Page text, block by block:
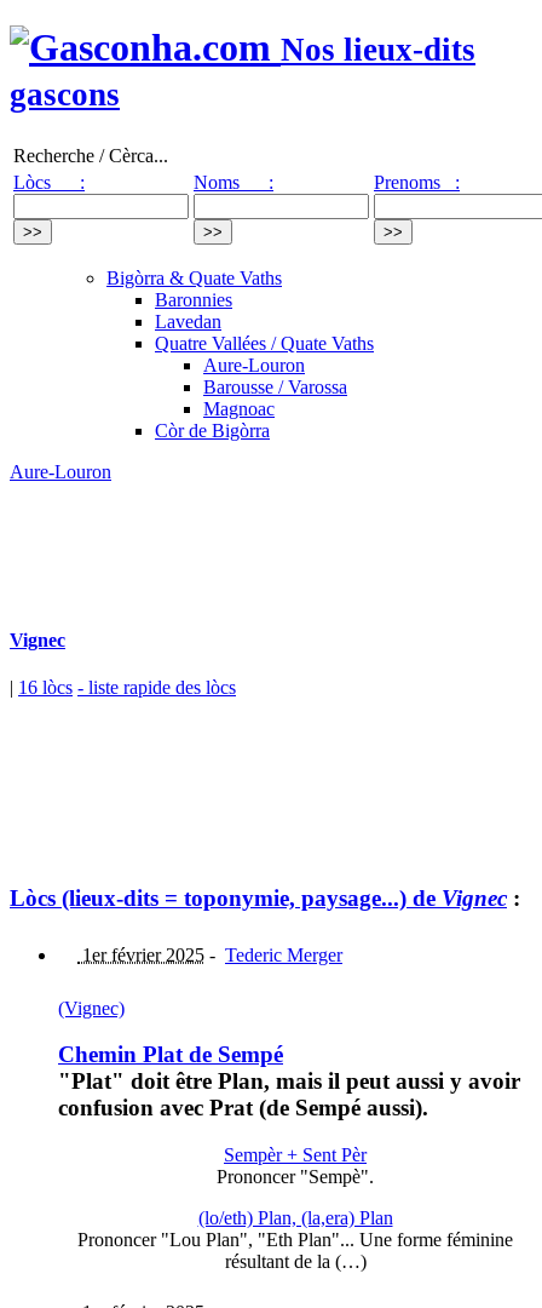
Nos lieux-dits
gascons
Recherche / Cèrca...
Lòcs :
Noms : Prenoms :
Bigòrra & Quate Vaths
Baronnies
Lavedan
Quatre Vallées / Quate Vaths
Aure-Louron
Barousse / Varossa
Magnoac
Còr de Bigòrra
Aure-Louron
Vignec
| 16 lòcs - liste rapide des lòcs
Lòcs (lieux-dits = toponymie, paysage...) de Vignec :
1er février 2025 - Tederic Merger
(Vignec)
Chemin Plat de Sempé
"Plat" doit être Plan, mais il peut aussi y avoir
confusion avec Prat (de Sempé aussi).
Sempèr + Sent Pèr
Prononcer "Sempè".
(lo/eth) Plan, (la,era) Plan
Prononcer "Lou Plan", "Eth Plan"... Une forme féminine
résultant de la (…)